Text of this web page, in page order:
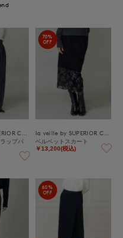
ップパ
70%
OFF
ベルベットスカート
￥13,200(税込)
60%
OFF